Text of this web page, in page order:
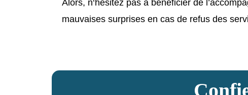
Alors, n‘hésitez pas à bénéficier de
mauvaises surprises en cas de refus des